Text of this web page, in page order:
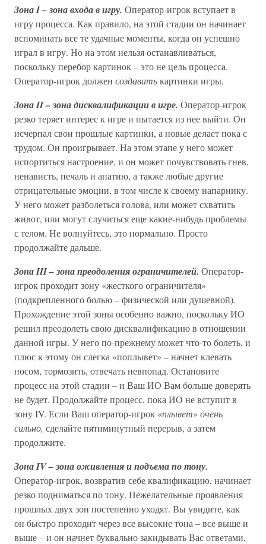
Зона I – зона входа в игру. Оператор-игрок вступает в
игру процесса. Как правило, на этой стадии он начинает
вспоминать все те удачные моменты, когда он успешно
играл в игру. Но на этом нельзя останавливаться,
поскольку перебор картинок – это не цель процесса.
Оператор-игрок должен создаватькартинки игры.
Зона II – зона дисквалификации в игре. Оператор-игрок
резко теряет интерес к игре и пытается из нее выйти. Он
исчерпал свои прошлые картинки, а новые делает пока с
трудом. Он проигрывает. На этом этапе у него может
испортиться настроение, и он может почувствовать гнев,
ненависть, печаль и апатию, а также любые другие
отрицательные эмоции, в том числе к своему напарнику.
У него может разболеться голова, или может схватить
живот, или могут случиться еще какие-нибудь проблемы
с телом. Не волнуйтесь, это нормально. Просто
продолжайте дальше.
Зона III – зона преодоления ограничителей. Оператор-
игрок проходит зону «жесткого ограничителя»
(подкрепленного болью – физической или душевной).
Прохождение этой зоны особенно важно, поскольку ИО
решил преодолеть свою дисквалификацию в отношении
данной игры. У него по-прежнему может что-то болеть, и
плюс к этому он слегка «поплывет» – начнет клевать
носом, тормозить, отвечать невпопад. Остановите
процесс на этой стадии – и Ваш ИО Вам больше доверять
не будет. Продолжайте процесс, пока ИО не вступит в
зону IV. Если Ваш оператор-игрок «плывет» очень
сильно, сделайте пятиминутный перерыв, а затем
продолжите.
Зона IV – зона оживления и подъема по тону.
Оператор-игрок, возвратив себе квалификацию, начинает
резко подниматься по тону. Нежелательные проявления
прошлых двух зон постепенно уходят. Вы увидите, как
он быстро проходит через все высокие тона – все выше и
выше – и он начнет буквально закидывать Вас ответами,